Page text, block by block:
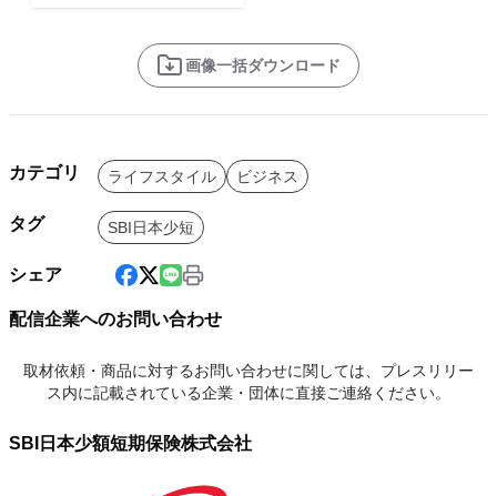
画像一括ダウンロード
カテゴリ ライフスタイル ビジネス
タグ SBI日本少短
シェア
配信企業へのお問い合わせ
取材依頼・商品に対するお問い合わせに関しては、プレスリリー
ス内に記載されている企業・団体に直接ご連絡ください。
SBI日本少額短期保険株式会社